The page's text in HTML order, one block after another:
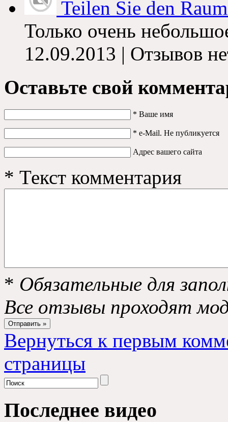
Teilen Sie den
Только очень
12.09.2013 | Отзывов
Оставьте свой
* Ваше имя
* e-Mail. Не публикуется
Адрес вашего сайта
* Текст комментария
* Обязательные для
Все отзывы проходят
Вернуться к первым
страницы
Последнее видео